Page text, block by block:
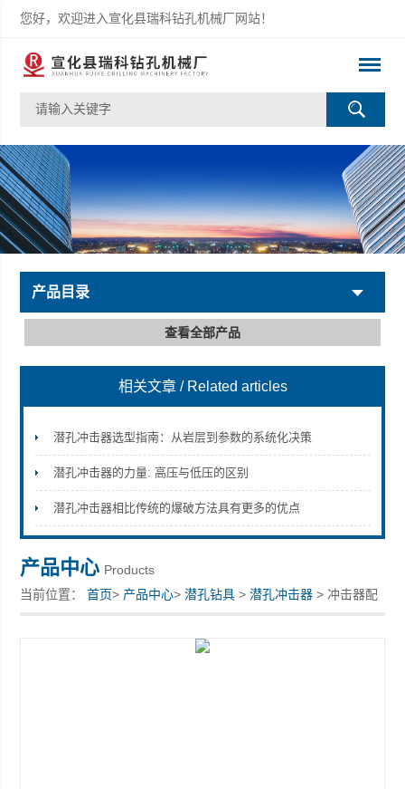
您好，欢迎进入宣化县瑞科钻孔机械厂网站！
宣化县瑞科钻孔机械厂
产品目录
查看全部产品
相关文章 / Related articles
潜孔冲击器选型指南：从岩层到参数的系统化决策
潜孔冲击器的力量: 高压与低压的区别
潜孔冲击器相比传统的爆破方法具有更多的优点
产品中心 Products
当前位置：首页> 产品中心>潜孔钻具 >潜孔冲击器 > 冲击器配
件冲击器配件宣化销售中心